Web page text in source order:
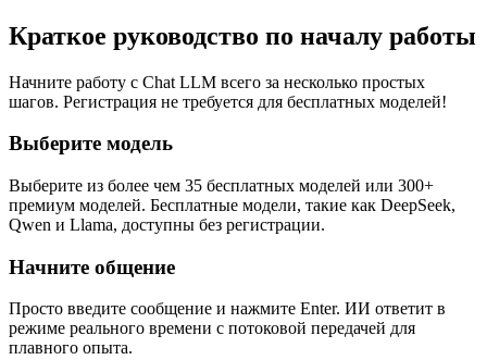
Краткое руководство по началу работы
Начните работу с Chat LLM всего за несколько простых
шагов. Регистрация не требуется для бесплатных моделей!
Выберите модель
Выберите из более чем 35 бесплатных моделей или 300+
премиум моделей. Бесплатные модели, такие как DeepSeek,
Qwen и Llama, доступны без регистрации.
Начните общение
Просто введите сообщение и нажмите Enter. ИИ ответит в
режиме реального времени с потоковой передачей для
плавного опыта.